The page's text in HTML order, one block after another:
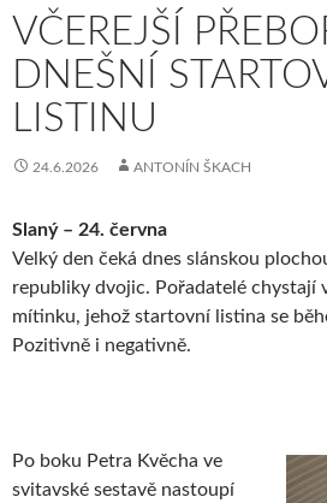
VČEREJŠÍ
DNEŠNÍ
LISTINU
24.6.2026 ANTONÍN ŠKACH
Slaný – 24. června
Velký den čeká dnes slánskou
republiky dvojic. Pořadatelé chystají
mítinku, jehož startovní listina se
Pozitivně i negativně.
Po boku Petra Kvěcha ve
svitavské sestavě nastoupí